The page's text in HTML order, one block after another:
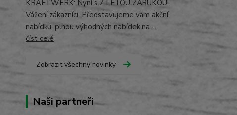
KRAFTWERK: Nyní s 7 LETOU ZÁRUKOU!
Vážení zákazníci, Představujeme vám akční
nabídku, plnou výhodných nabídek na ...
číst celé
Zobrazit všechny novinky
Naši partneři